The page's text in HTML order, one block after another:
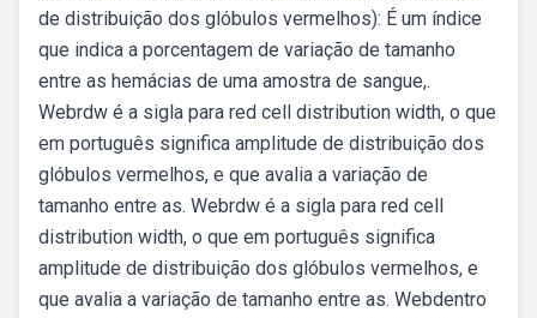
de distribuição dos glóbulos vermelhos): É um índice
que indica a porcentagem de variação de tamanho
entre as hemácias de uma amostra de sangue,.
Webrdw é a sigla para red cell distribution width, o que
em português significa amplitude de distribuição dos
glóbulos vermelhos, e que avalia a variação de
tamanho entre as. Webrdw é a sigla para red cell
distribution width, o que em português significa
amplitude de distribuição dos glóbulos vermelhos, e
que avalia a variação de tamanho entre as. Webdentro